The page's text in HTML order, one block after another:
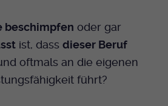
beschimpfen oder gar
ist, dass dieser Beruf
oftmals an die eigenen
führt?